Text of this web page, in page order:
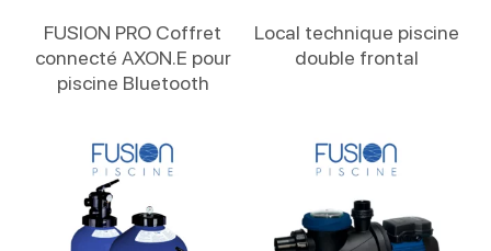
FUSION PRO Coffret
connecté AXON.E pour
piscine Bluetooth
Local technique piscine
double frontal